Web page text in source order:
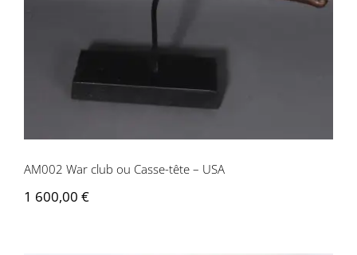
AM002 War club ou Casse-tête – USA
1 600,00 €